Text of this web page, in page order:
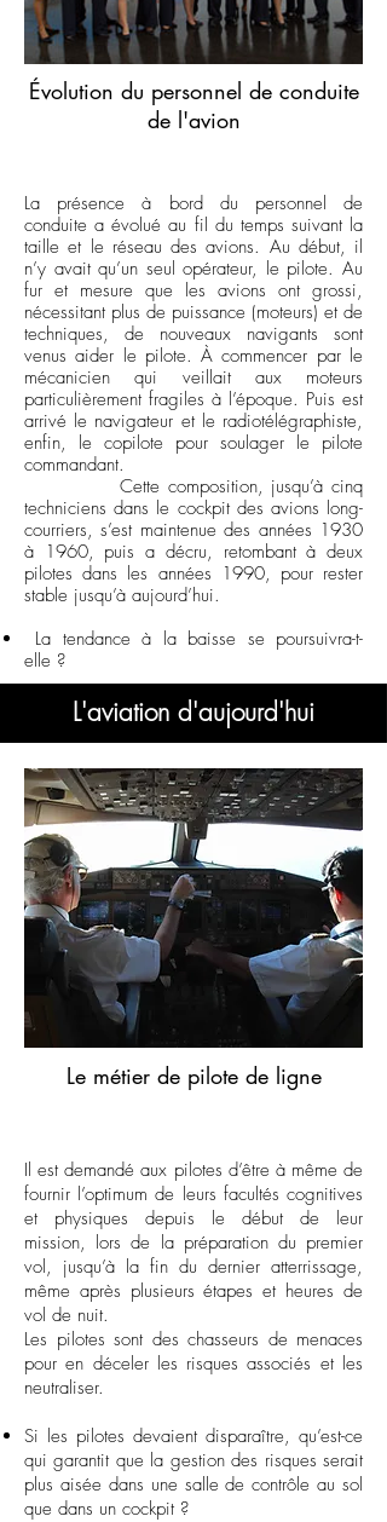
Évolution du personnel de conduite
de l'avion
La présence à bord du personnel de
conduite a évolué au fil du temps suivant la
taille et le réseau des avions. Au début, il
n’y avait qu’un seul opérateur, le pilote. Au
fur et mesure que les avions ont grossi,
nécessitant plus de puissance (moteurs) et de
techniques, de nouveaux navigants sont
venus aider le pilote. À commencer par le
mécanicien qui veillait aux moteurs
particulièrement fragiles à l’époque. Puis est
arrivé le navigateur et le radiotélégraphiste,
enfin, le copilote pour soulager le pilote
commandant.
Cette composition, jusqu’à cinq
techniciens dans le cockpit des avions long-
courriers, s’est maintenue des années 1930
à 1960, puis a décru, retombant à deux
pilotes dans les années 1990, pour rester
stable jusqu’à aujourd’hui.
La tendance à la baisse se poursuivra-t-
elle ?
L'aviation d'aujourd'hui
Le métier de pilote de ligne
Il est demandé aux pilotes d’être à même de
fournir l’optimum de leurs facultés cognitives
et physiques depuis le début de leur
mission, lors de la préparation du premier
vol, jusqu’à la fin du dernier atterrissage,
même après plusieurs étapes et heures de
vol de nuit.
Les pilotes sont des chasseurs de menaces
pour en déceler les risques associés et les
neutraliser.
Si les pilotes devaient disparaître, qu’est-ce
qui garantit que la gestion des risques serait
plus aisée dans une salle de contrôle au sol
que dans un cockpit ?